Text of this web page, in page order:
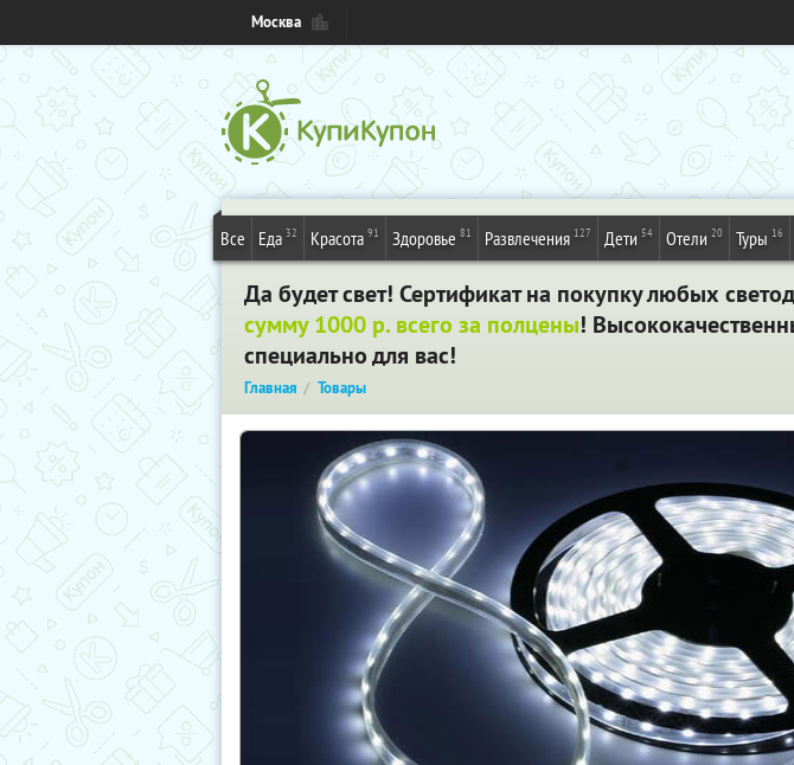
Москва
Все Еда 32 Красота 91 Здоровье 81 Развлечения 127 Дети 54 Отели 20 Туры 16
Да будет свет! Сертификат на покупку любых
сумму 1000 р. всего за полцены!
специально для вас!
Главная Товары